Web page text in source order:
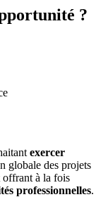
?
exercer
globale des projets
offrant à la fois
professionnelles.